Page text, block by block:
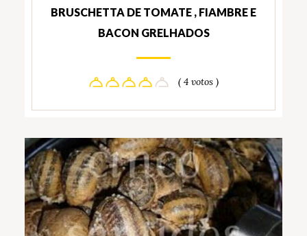
BRUSCHETTA DE TOMATE , FIAMBRE E
BACON GRELHADOS
( 4 votos )